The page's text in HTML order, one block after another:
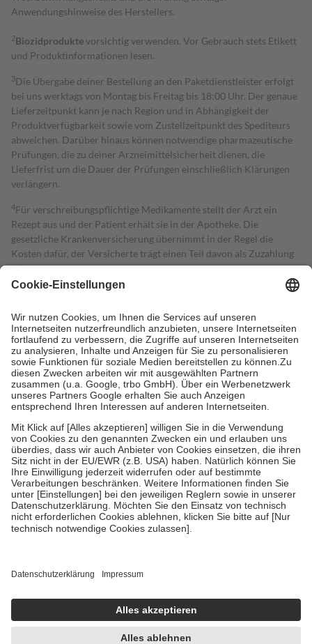
Anwendungshinweise des Herstellers.
2Biozidproduktevorsichtig verwenden. Vor Gebrauch stets Etikett
und Produktinformationen lesen.
3Die Übergabe deiner Bestellung an den Paketdienstleister erfolgt
bei uns werktags von Montag bis Freitag bis 18:00 Uhr. Der genaue
Lieferzeitpunkt kann je nach Region und in Abhängigkeit der
Produktverfügbarkeit sowie vom Zustellzeitpunkt des Spediteurs
abweichen. Darüber hinaus können notwendige pharmazeutische
Prüfungen, die zu deiner Arzneimittelsicherheit dienen, die
Lieferfrist um die Dauer der Prüfungen einschließlich Klärungen
verlängern.
4Für verschreibungspflichtige Medikamente stellt der Arzt ein
Rezept aus und der Patient erhält sie in der Apotheke. Die
gesetzliche Krankenversicherung übernimmt in der Regel die
Kosten dafür, der Versicherte trägt einen Teil davon als Zuzahlung
mit.
Grundsätzlich leisten Mitglieder Zuzahlungen in Höhe von zehn
höchstens zehn Euro.
Es sind jedoch nie mehr als die tatsächlichen
Kosten der Leistung zu entrichten.
Diese Regeln gelten grundsätzlich auch für Online-Apotheken.
Bei Heilmitteln und häuslicher Krankenpflege beträgt die
Zuzahlung zehn Prozent der Kosten sowie zehn Euro je
Verordnung.
Um das Engagement der Versicherten für ihre eigene Gesundheit zu
stärken und die besondere Stellung der Familie zu unterstützen,
fallenkeine Zuzahlungenan bei:
• Kindern und Jugendlichen bis zum vollendeten 18. Lebensjahr
mit Ausnahme der Fahrkosten
• Untersuchungen zur Vorsorge und Früherkennung, die von der
GKV getragen werden
• empfohlenen Schutzimpfungen
• Harn- und Blutteststreifen
getroffen, um sicherzustellen, dass es sich um echte Bewertungen
https://help.etrusted.com/hc/de/articles/4419944605341
Einige Bilder und Inhalte wurden unter Zuhilfenahme künstlicher